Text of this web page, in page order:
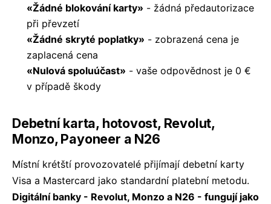
«Žádné blokování karty» - žádná předautorizace
při převzetí
«Žádné skryté poplatky» - zobrazená cena je
zaplacená cena
«Nulová spoluúčast» - vaše odpovědnost je 0 €
v případě škody
Debetní karta, hotovost, Revolut,
Monzo, Payoneer a N26
Místní krétští provozovatelé přijímají debetní karty
Visa a Mastercard jako standardní platební metodu.
Digitální banky - Revolut, Monzo a N26 - fungují jako